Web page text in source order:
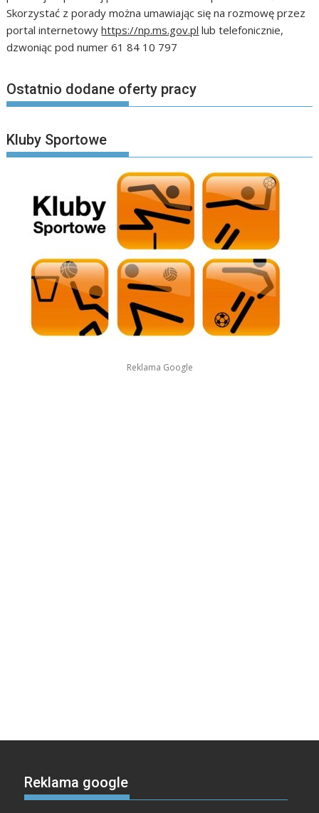
Skorzystać z porady można umawiając się na rozmowę przez
portal internetowyhttps://np.ms.gov.pl lub telefonicznie,
dzwoniąc pod numer 61 84 10 797
Ostatnio dodane oferty pracy
Kluby Sportowe
Reklama Google
Reklama google